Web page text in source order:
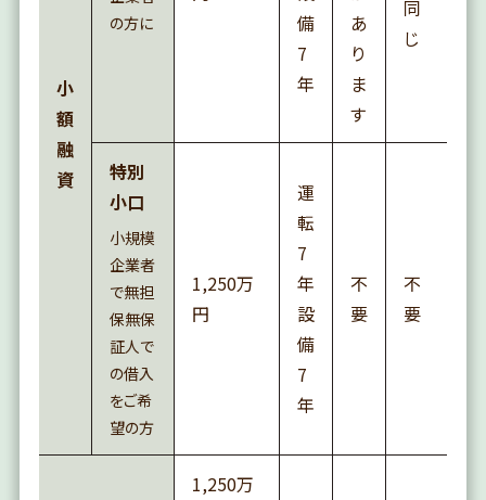
小
額
融
資
の方に
備
7
年
あ
り
ま
す
同
じ
特別
小口
小規模
企業者
で無担
保無保
証人で
の借入
をご希
望の方
1,250万
円
運
転
7
年
設
備
7
年
不
要
不
要
1,250万